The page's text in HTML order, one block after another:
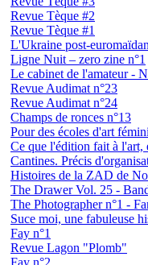
Revue Tèque #2
Revue Tèque #1
L'Ukraine post-
Ligne Nuit – zero zine n°1
Le cabinet de l'amateur -
Revue Audimat n°23
Revue Audimat n°24
Champs de ronces n°13
Pour des écoles d'art
Ce que l'édition fait à l'art,
Cantines. Précis
Histoires de la ZAD de
The Drawer Vol. 25 -
The Photographer n°1 -
Suce moi, une fabuleuse
Fay n°1
Revue Lagon "Plomb"